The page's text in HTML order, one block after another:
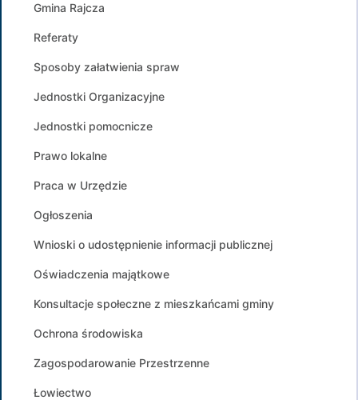
Gmina Rajcza
Referaty
Sposoby załatwienia spraw
Jednostki Organizacyjne
Jednostki pomocnicze
Prawo lokalne
Praca w Urzędzie
Ogłoszenia
Wnioski o udostępnienie informacji publicznej
Oświadczenia majątkowe
Konsultacje społeczne z mieszkańcami gminy
Ochrona środowiska
Zagospodarowanie Przestrzenne
Łowiectwo